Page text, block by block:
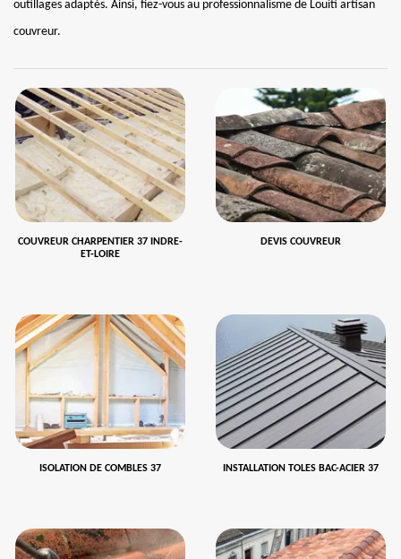
outillages adaptés. Ainsi, fiez-vous au professionnalisme de Louiti artisan
couvreur.
COUVREUR CHARPENTIER 37 INDRE-
ET-LOIRE
DEVIS COUVREUR
ISOLATION DE COMBLES 37 INSTALLATION TOLES BAC-ACIER 37